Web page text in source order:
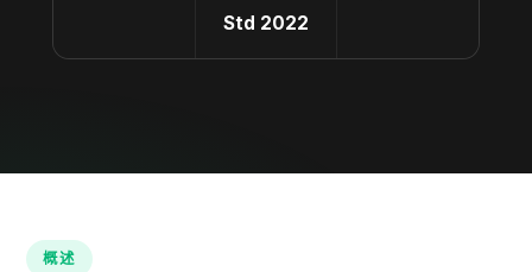
Std 2022
概述